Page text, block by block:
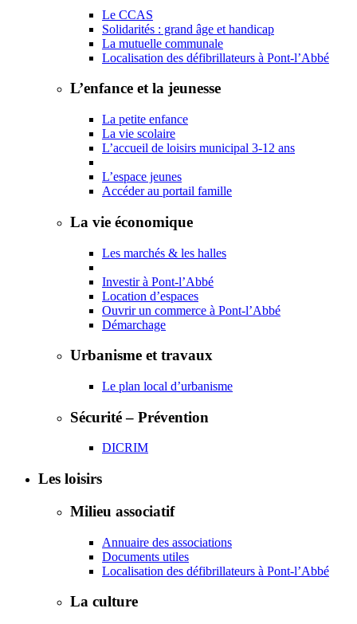
Le CCAS
Solidarités : grand âge et handicap
La mutuelle communale
Localisation des défibrillateurs à Pont-l’Abbé
L’enfance et la jeunesse
La petite enfance
La vie scolaire
L’accueil de loisirs municipal 3-12 ans
L’espace jeunes
Accéder au portail famille
La vie économique
Les marchés & les halles
Investir à Pont-l’Abbé
Location d’espaces
Ouvrir un commerce à Pont-l’Abbé
Démarchage
Urbanisme et travaux
Le plan local d’urbanisme
Sécurité – Prévention
DICRIM
Les loisirs
Milieu associatif
Annuaire des associations
Documents utiles
Localisation des défibrillateurs à Pont-l’Abbé
La culture